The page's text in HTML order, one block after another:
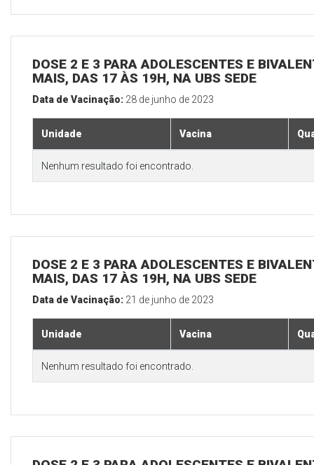
DOSE 2 E 3 PARA ADOLESCENTES E
MAIS, DAS 17 ÀS 19H, NA UBS SEDE
Data de Vacinação: 28 de junho de 2023
Unidade Vacina
Nenhum resultado foi encontrado.
DOSE 2 E 3 PARA ADOLESCENTES E
MAIS, DAS 17 ÀS 19H, NA UBS SEDE
Data de Vacinação: 21 de junho de 2023
Unidade Vacina
Nenhum resultado foi encontrado.